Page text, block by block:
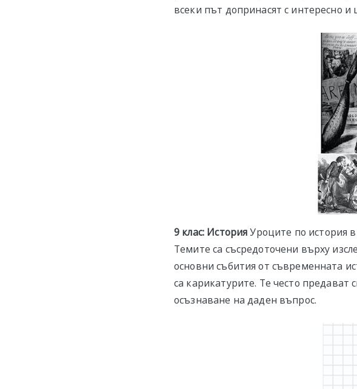
всеки път допринасят с интересно
9 клас: ИсторияУроците по история в
Темите са съсредоточени върху
основни събития от съвременната
са карикатурите. Те често предават
осъзнаване на даден въпрос.